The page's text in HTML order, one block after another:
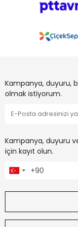
Kampanya, duyuru,
olmak istiyorum.
Kampanya, duyuru
için kayıt olun.